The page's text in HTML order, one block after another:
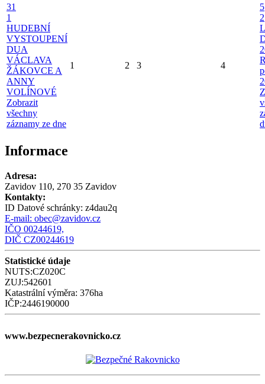
31
1
HUDEBNÍ
VYSTOUPENÍ
DUA
VÁCLAVA
ŽÁKOVCE A
ANNY
VOLÍNOVÉ
Zobrazit
všechny
záznamy ze dne
1 2 3 4
5
2
Informace
Adresa:
Zavidov 110, 270 35 Zavidov
Kontakty:
ID Datové schránky: z4dau2q
E-mail: obec@zavidov.cz
IČO 00244619,
DIČ CZ00244619
Statistické údaje
NUTS:CZ020C
ZUJ:542601
Katastrální výměra: 376ha
IČP:2446190000
www.bezpecnerakovnicko.cz